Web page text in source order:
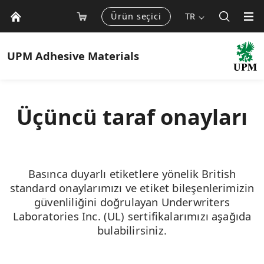
Ürün seçici TR
UPM Adhesive Materials
Üçüncü taraf onayları
Basınca duyarlı etiketlere yönelik British
standard onaylarımızı ve etiket bileşenlerimizin
güvenliliğini doğrulayan Underwriters
Laboratories Inc. (UL) sertifikalarımızı aşağıda
bulabilirsiniz.